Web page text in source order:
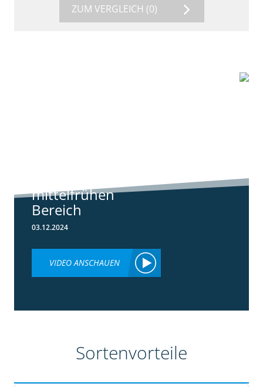
ZUM VERGLEICH (0)
mittelfrühen
Bereich
03.12.2024
VIDEO ANSCHAUEN
Sortenvorteile